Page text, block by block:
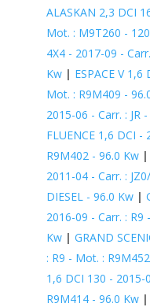
ALASKAN 2,3 DCI
Mot. : M9T260 -
4X4 - 2017-09 -
Kw| ESPACE V
Mot. : R9M409 -
2015-06 - Carr. : JR
FLUENCE 1,6 DCI -
R9M402 - 96.0 Kw|
2011-04 - Carr. :
DIESEL - 96.0 Kw|
2016-09 - Carr. : R9
Kw| GRAND
: R9 - Mot. :
1,6 DCI 130 - 2015-
R9M414 - 96.0 Kw|